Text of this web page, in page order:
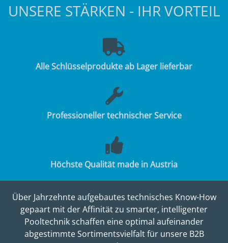
UNSERE STÄRKEN - IHR VORTEIL
Alle Schlüsselprodukte ab Lager lieferbar
Professioneller technischer Service
Höchste Qualität made in Austria
Über Jahrzehnte aufgebautes technisches Know-How
gepaart mit der Affinität zu smarter, intelligenter
Pooltechnik schaffen eine optimal aufeinander
abgestimmte Sortimentsvielfalt für unsere B2B